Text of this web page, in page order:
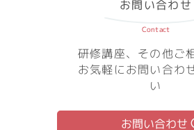
お問い合わせ
Contact
研修講座、その他ご
お気軽にお問い合わ
い
お問い合わせ